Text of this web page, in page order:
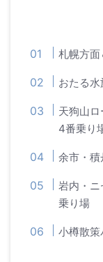
札幌方
おたる
天狗山
4番乗り
余市・
岩内・
乗り場
小樽散策